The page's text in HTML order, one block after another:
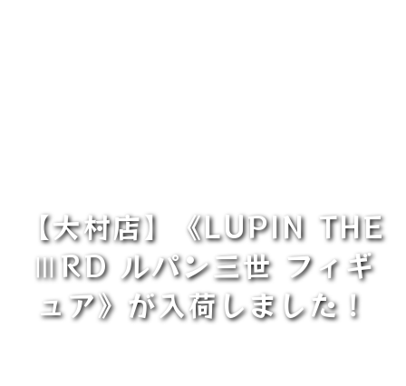
【大村店】《LUPIN THE
ⅢRD ルパン三世 フィギ
ュア》が入荷しました！